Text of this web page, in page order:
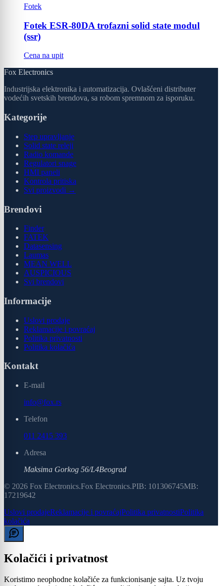
Fotek
Fotek ESR-80DA trofazni solid state modul
(ssr)
Cena na upit
Fox Electronics
Industrijska elektronika i automatizacija. Ovlašćeni distributer
vodećih svetskih brendova, sa robom spremnom za isporuku.
Kategorije
Step upravljanje
Solid state releji
Radio komande
Regulatori snage
HMI paneli
Kontrola pritiska
Svi proizvodi →
Brendovi
Finder
FATEK
Datasensing
Laumas
MEAN WELL
AUSPICIOUS
Svi brendovi
Informacije
Uslovi prodaje
Reklamacije i povraćaj
Politika privatnosti
Politika kolačića
Kontakt
E-mail
info@fox.rs
Telefon
011 2415 393
Adresa
Maksima Gorkog 56/L4Beograd
© 2026 Fox Electronics.Fox Electronics.PIB: 101306745MB:
17219642
Uslovi prodajeReklamacije i povraćajPolitika privatnostiPolitika
kolačića
Kolačići i privatnost
Koristimo neophodne kolačiće za funkcionisanje sajta. Uz tvoju